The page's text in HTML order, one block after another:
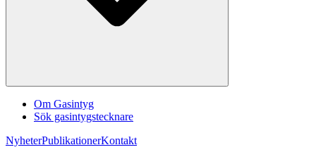
Om Gasintyg
Sök gasintygstecknare
NyheterPublikationerKontakt